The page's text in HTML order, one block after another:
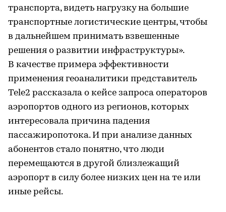
транспорта, видеть нагрузку на большие
транспортные логистические центры, чтобы
в дальнейшем принимать взвешенные
решения о развитии инфраструктуры».
В качестве примера эффективности
применения геоаналитики представитель
Tele2 рассказала о кейсе запроса операторов
аэропортов одного из регионов, которых
интересовала причина падения
пассажиропотока. И при анализе данных
абонентов стало понятно, что люди
перемещаются в другой близлежащий
аэропорт в силу более низких цен на те или
иные рейсы.